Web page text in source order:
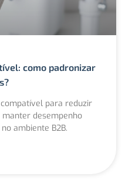
como padronizar
para reduzir
desempenho
ambiente B2B.